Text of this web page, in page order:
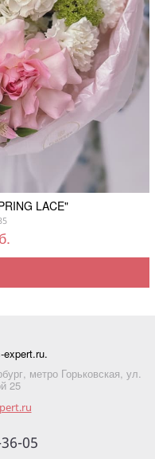
LACE"
метро Горьковская, ул.
25
05